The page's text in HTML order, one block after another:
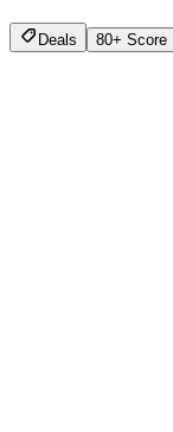
Deals 80+ Score